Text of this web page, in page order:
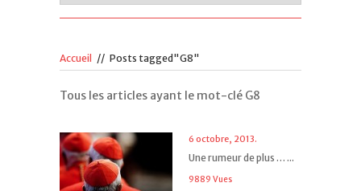
Accueil // Posts tagged"G8"
Tous les articles ayant le mot-clé G8
6 octobre, 2013.
Une rumeur de plus … ...
9889 Vues